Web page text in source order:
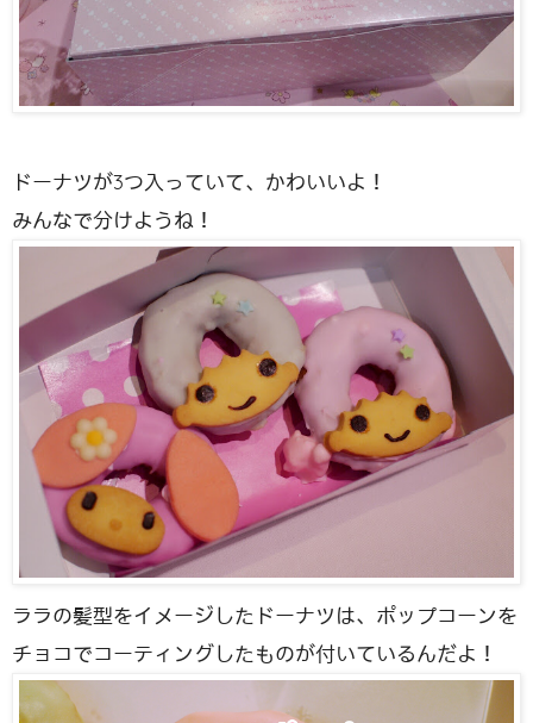
ドーナツが3つ入っていて、かわいいよ！
みんなで分けようね！
ララの髪型をイメージしたドーナツは、ポップコーンを
チョコでコーティングしたものが付いているんだよ！